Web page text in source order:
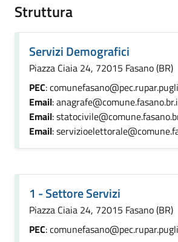
Struttura
Servizi Demografici
Piazza Ciaia 24, 72015 Fasano (BR)
PEC:
Email:
Email:
Email:
1 - Settore Servizi
Piazza Ciaia 24, 72015 Fasano (BR)
PEC: